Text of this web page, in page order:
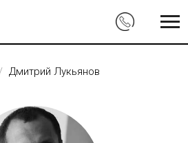
Дмитрий Лукьянов